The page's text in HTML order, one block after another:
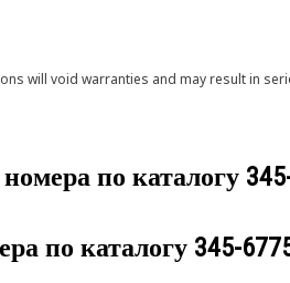
will void warranties and may result in
по каталогу
по каталогу 345-